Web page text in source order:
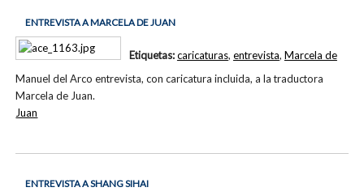
ENTREVISTA A MARCELA DE JUAN
Manuel del Arco entrevista, con caricatura incluida, a la traductora
Marcela de Juan.
Etiquetas:caricaturas, entrevista, Marcela de
Juan
ENTREVISTA A SHANG SIHAI